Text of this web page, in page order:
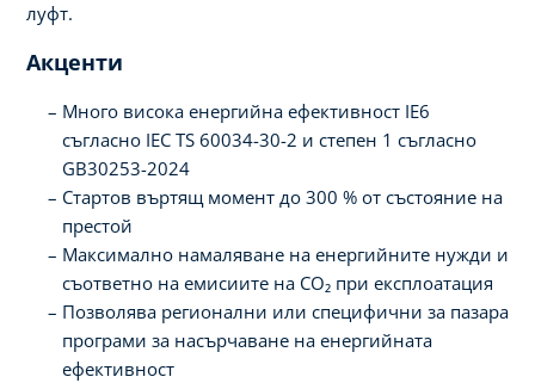
луфт.
Акценти
Много висока енергийна ефективност IE6
съгласно IEC TS 60034-30-2 и степен 1 съгласно
GB30253-2024
Стартов въртящ момент до 300 % от състояние на
престой
Максимално намаляване на енергийните нужди и
съответно на емисиите на CO₂ при експлоатация
Позволява регионални или специфични за пазара
програми за насърчаване на енергийната
ефективност